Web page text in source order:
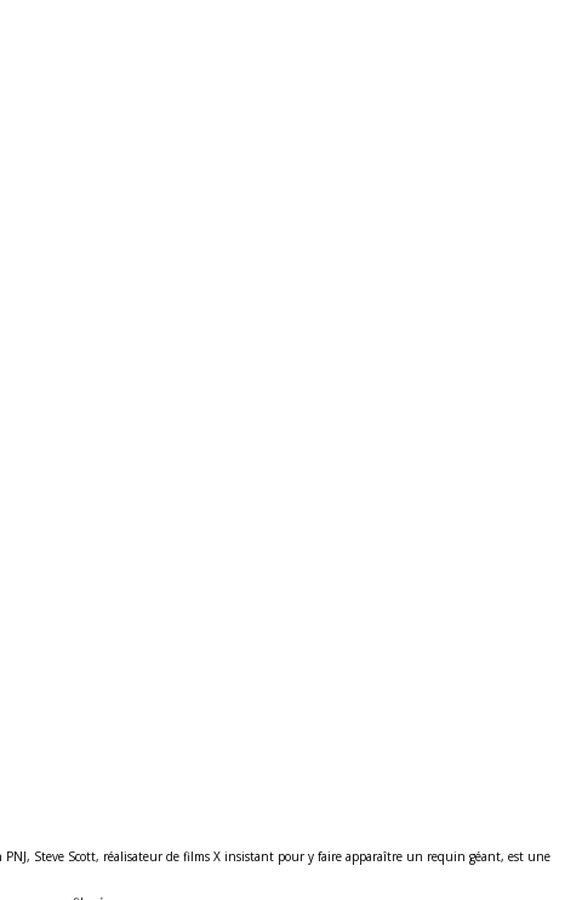
Steve Scott, réalisateur de films X insistant pour y faire apparaître un requin géant, est une